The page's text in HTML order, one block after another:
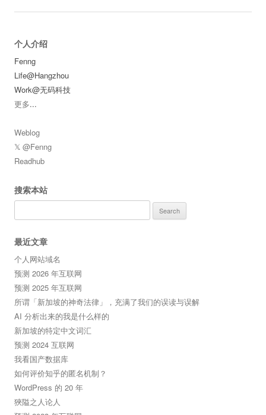
个人介绍
Fenng
Life@Hangzhou
Work@无码科技
更多...
Weblog
𝕏 @Fenng
Readhub
搜索本站
for:
最近文章
个人网站域名
预测 2026 年互联网
预测 2025 年互联网
所谓「新加坡的神奇法律」，充满了我们的误读与误解
AI 分析出来的我是什么样的
新加坡的特定中文词汇
预测 2024 互联网
我看国产数据库
如何评价知乎的匿名机制？
WordPress 的 20 年
狹隘之人论人